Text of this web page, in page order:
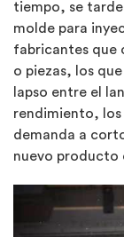
tiempo, se
molde para
fabricantes que
o piezas, los
lapso entre el
rendimiento, los
demanda a
nuevo producto